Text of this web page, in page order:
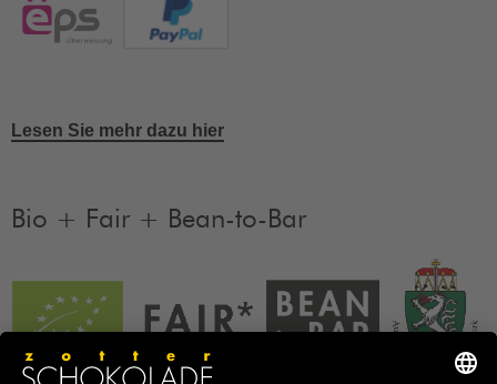
Lesen Sie mehr dazu hier
Bio + Fair + Bean-to-Bar